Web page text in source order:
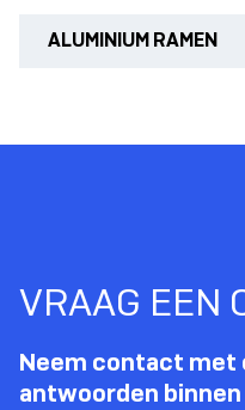
ALUMINIUM RAMEN
VRAAG EEN
Neem contact met
antwoorden